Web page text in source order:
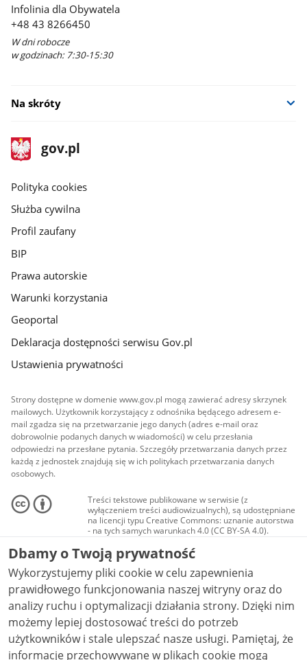
Infolinia dla Obywatela
+48 43 8266450
W dni robocze
w godzinach: 7:30-15:30
Na skróty
stopka
gov.pl
Strona
gov.pl
gov.pl
Polityka cookies
Służba cywilna
Profil zaufany
BIP
Prawa autorskie
Warunki korzystania
Geoportal
Deklaracja dostępności serwisu Gov.pl
Ustawienia prywatności
Strony dostępne w domenie www.gov.pl mogą zawierać adresy skrzynek
mailowych. Użytkownik korzystający z odnośnika będącego adresem e-
mail zgadza się na przetwarzanie jego danych (adres e-mail oraz
dobrowolnie podanych danych w wiadomości) w celu przesłania
odpowiedzi na przesłane pytania. Szczegóły przetwarzania danych przez
każdą z jednostek znajdują się w ich politykach przetwarzania danych
osobowych.
Treści tekstowe publikowane w serwisie (z
wyłączeniem treści audiowizualnych), są udostępniane
na licencji typu Creative Commons: uznanie autorstwa
- na tych samych warunkach 4.0 (CC BY-SA 4.0).
Materiały audiowizualne, w tym zdjęcia, materiały
audio i wideo, są udostępniane na licencji typu
Creative Commons: uznanie autorstwa użycie
niekomercyjne - bez utworów zależnych 4.0 (CC BY-
NC-ND 4.0), o ile nie jest to stwierdzone inaczej.
Dbamy o Twoją prywatność
Wykorzystujemy pliki cookie w celu zapewnienia
prawidłowego funkcjonowania naszej witryny oraz do
analizy ruchu i optymalizacji działania strony. Dzięki nim
możemy lepiej dostosować treści do potrzeb
użytkowników i stale ulepszać nasze usługi. Pamiętaj, że
informacje przechowywane w plikach cookie mogą